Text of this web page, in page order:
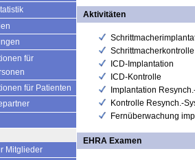
für
für Patienten
Mitglieder
Aktivitäten
Schrittmacherkontrolle
ICD-Implantation
ICD-Kontrolle
Implantation
Kontrolle Resynch.-
Fernüberwachung
EHRA Examen